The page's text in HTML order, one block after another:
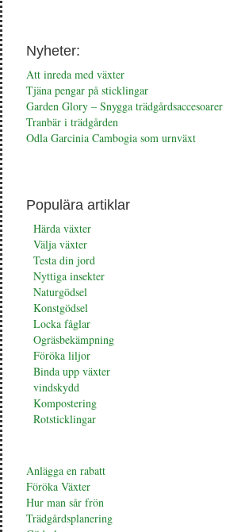
Nyheter:
Att inreda med växter
Tjäna pengar på sticklingar
Garden Glory – Snygga trädgårdsaccesoarer
Tranbär i trädgården
Odla Garcinia Cambogia som urnväxt
Populära artiklar
Härda växter
Välja växter
Testa din jord
Nyttiga insekter
Naturgödsel
Konstgödsel
Locka fåglar
Ogräsbekämpning
Föröka liljor
Binda upp växter
vindskydd
Kompostering
Rotsticklingar
Anlägga en rabatt
Föröka Växter
Hur man sår frön
Trädgårdsplanering